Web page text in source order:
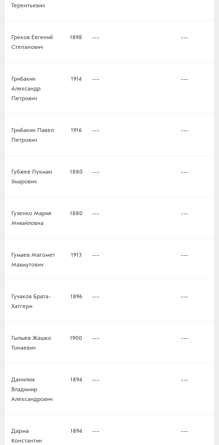
Терентьевич
Греков Евгений
Степанович
1898 --- ---
Грибакин
Александр
Петрович
1914 --- ---
Грибакин Павел
Петрович
1916 --- ---
Губжев Лукман
Умарович
1880 --- ---
Гузенко Мария
Михайловна
1880 --- ---
Гумаев Магомет
Махмутович
1913 --- ---
Гучаков Брата-
Хатгери
1896 --- ---
Гылыев Жашко
Тонаевич
1900 --- ---
Данилюк
Владимир
Александрович
1894 --- ---
Дарма
Константин
1894 --- ---